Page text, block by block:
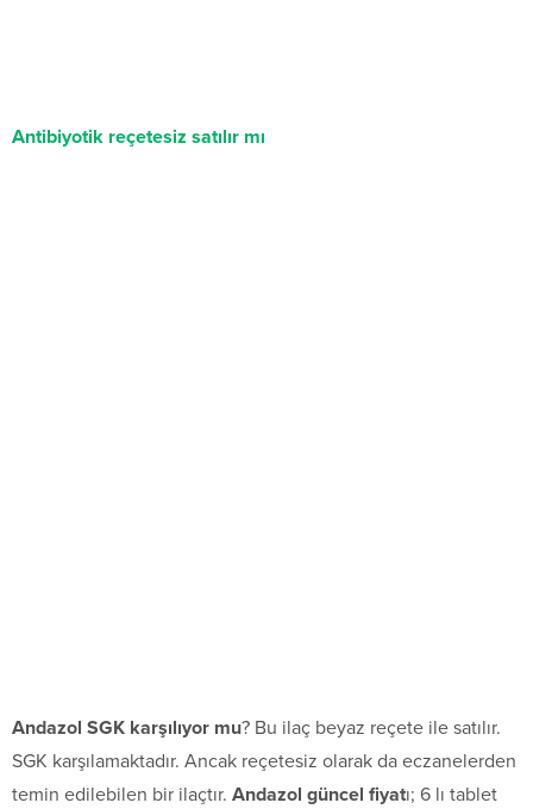
Antibiyotik reçetesiz satılır mı
Andazol SGK karşılıyor mu? Bu ilaç beyaz reçete ile satılır.
SGK karşılamaktadır. Ancak reçetesiz olarak da eczanelerden
temin edilebilen bir ilaçtır. Andazol güncel fiyatı; 6 lı tablet